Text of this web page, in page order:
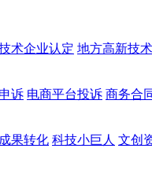
术企业认定 地方高新技
诉 电商平台投诉 商务合
果转化 科技小巨人 文创